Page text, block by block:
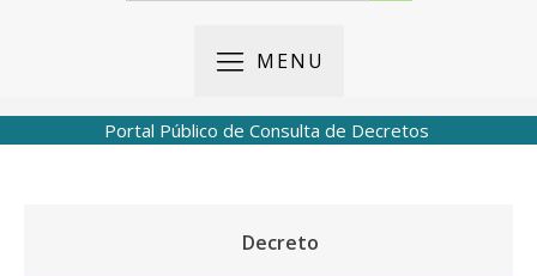
MENU
Portal Público de Consulta de Decretos
Decreto